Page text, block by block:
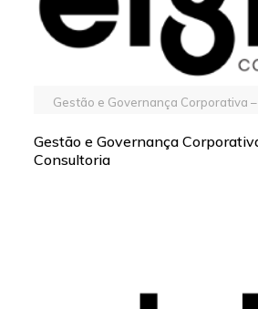
Gestão e Governança Corporativa
Gestão e Governança
Consultoria